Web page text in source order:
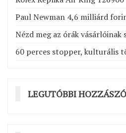
Paul Newman 4,6 milliárd
Nézd meg az órák vásárlóinak
60 perces stopper, kulturális
LEGUTÓBBI